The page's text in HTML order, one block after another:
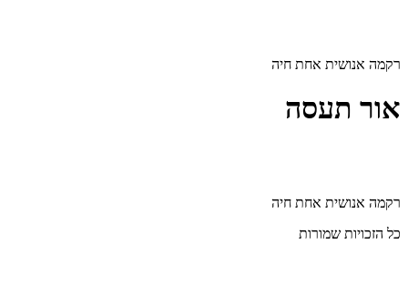
רקמה אנושית אחת חיה
אור תעסה
רקמה אנושית אחת חיה
כל הזכויות שמורות